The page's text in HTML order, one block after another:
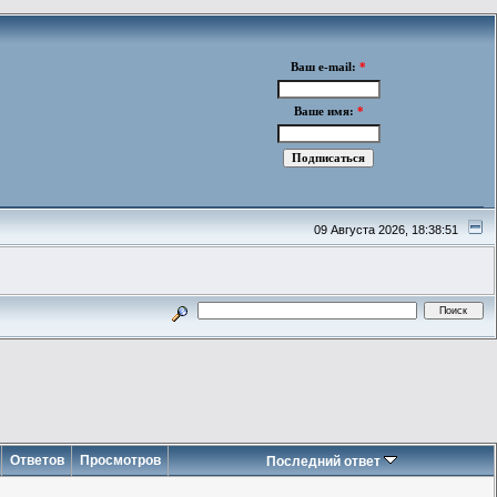
Ваш e-mail: *
Ваше имя: *
09 Августа 2026, 18:38:51
Ответов Просмотров Последний ответ